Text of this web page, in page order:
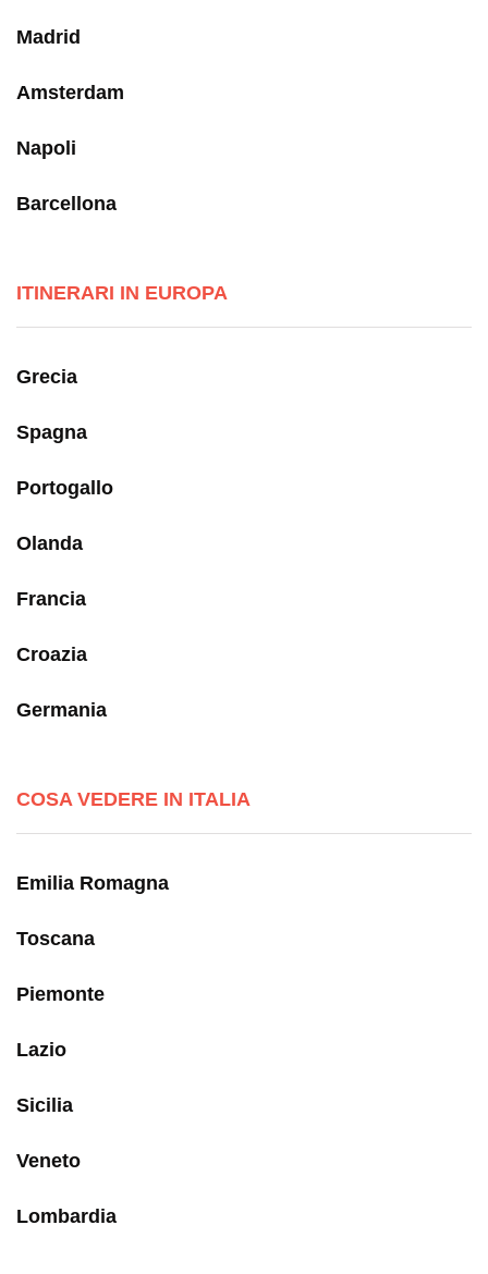
Madrid
Amsterdam
Napoli
Barcellona
ITINERARI IN EUROPA
Grecia
Spagna
Portogallo
Olanda
Francia
Croazia
Germania
COSA VEDERE IN ITALIA
Emilia Romagna
Toscana
Piemonte
Lazio
Sicilia
Veneto
Lombardia